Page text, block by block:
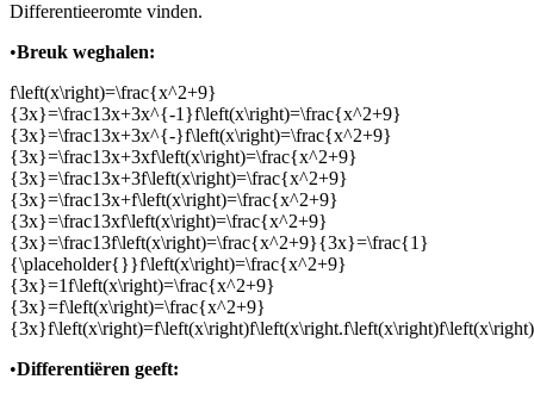
Differentieeromte vinden.
•Breuk weghalen:
f\left(x\right)=\frac{x^2+9}
{3x}=\frac13x+3x^{-1}f\left(x\right)=\frac{x^2+9}
{3x}=\frac13x+3x^{-}f\left(x\right)=\frac{x^2+9}
{3x}=\frac13x+3xf\left(x\right)=\frac{x^2+9}
{3x}=\frac13x+3f\left(x\right)=\frac{x^2+9}
{3x}=\frac13x+f\left(x\right)=\frac{x^2+9}
{3x}=\frac13xf\left(x\right)=\frac{x^2+9}
{3x}=\frac13f\left(x\right)=\frac{x^2+9}{3x}=\frac{1}
{\placeholder{}}f\left(x\right)=\frac{x^2+9}
{3x}=1f\left(x\right)=\frac{x^2+9}
{3x}=f\left(x\right)=\frac{x^2+9}
•Differentiëren geeft: